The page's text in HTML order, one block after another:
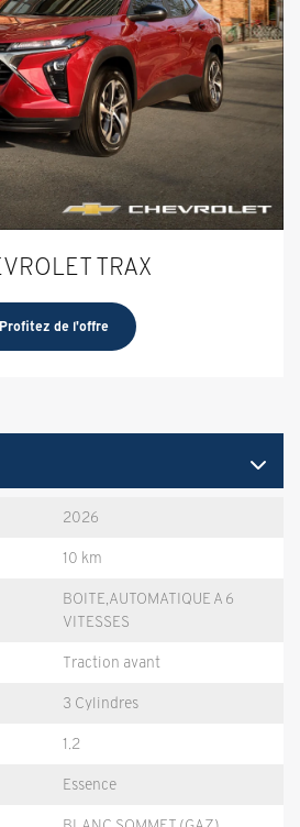
2026
10 km
BOITE,AUTOMATIQUE A 6
VITESSES
Traction avant
3 Cylindres
1.2
Essence
TRAX
Profitez de l'offre